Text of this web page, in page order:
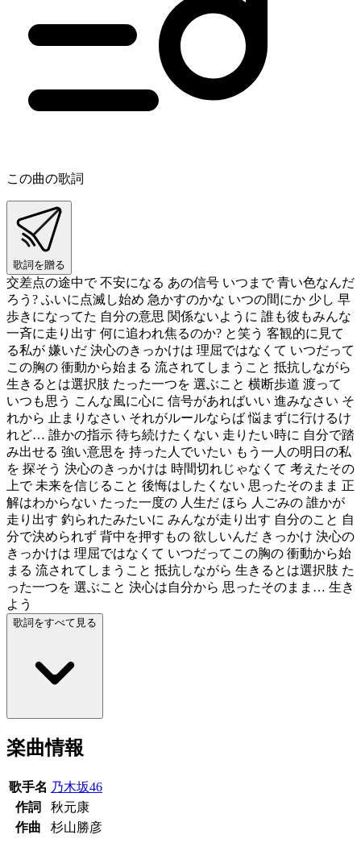
この曲の歌詞
歌詞を贈る
交差点の途中で 不安になる あの信号 いつまで 青い色なんだ
ろう? ふいに点滅し始め 急かすのかな いつの間にか 少し 早
歩きになってた 自分の意思 関係ないように 誰も彼もみんな
一斉に走り出す 何に追われ焦るのか? と笑う 客観的に見て
る私が 嫌いだ 決心のきっかけは 理屈ではなくて いつだって
この胸の 衝動から始まる 流されてしまうこと 抵抗しながら
生きるとは選択肢 たった一つを 選ぶこと 横断歩道 渡って
いつも思う こんな風に心に 信号があればいい 進みなさい そ
れから 止まりなさい それがルールならば 悩まずに行けるけ
れど… 誰かの指示 待ち続けたくない 走りたい時に 自分で踏
み出せる 強い意思を 持った人でいたい もう一人の明日の私
を 探そう 決心のきっかけは 時間切れじゃなくて 考えたその
上で 未来を信じること 後悔はしたくない 思ったそのまま 正
解はわからない たった一度の 人生だ ほら 人ごみの 誰かが
走り出す 釣られたみたいに みんなが走り出す 自分のこと 自
分で決められず 背中を押すもの 欲しいんだ きっかけ 決心の
きっかけは 理屈ではなくて いつだってこの胸の 衝動から始
まる 流されてしまうこと 抵抗しながら 生きるとは選択肢 た
った一つを 選ぶこと 決心は自分から 思ったそのまま… 生き
よう
歌詞をすべて見る
楽曲情報
歌手名 乃木坂46
作詞
秋元康
作曲
杉山勝彦